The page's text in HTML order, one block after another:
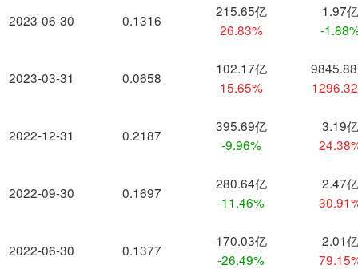
2023-06-30
2023-03-31
2022-12-31
2022-09-30
2022-06-30
0.1316
215.65亿
26.83%
1.97亿
-
0.0658
102.17亿
15.65%
0.2187
395.69亿
-9.96%
3.19亿
0.1697
280.64亿
-11.46%
2.47亿
0.1377
170.03亿
-26.49%
2.01亿